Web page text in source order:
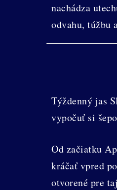
nachádza
odvahu, túžbu
Týždenný jas
vypočuť si
Od začiatku
kráčať vpred
otvorené pre